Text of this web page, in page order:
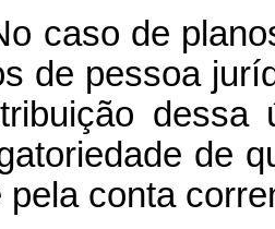
caso de
de pessoa
dessa
de
pela conta